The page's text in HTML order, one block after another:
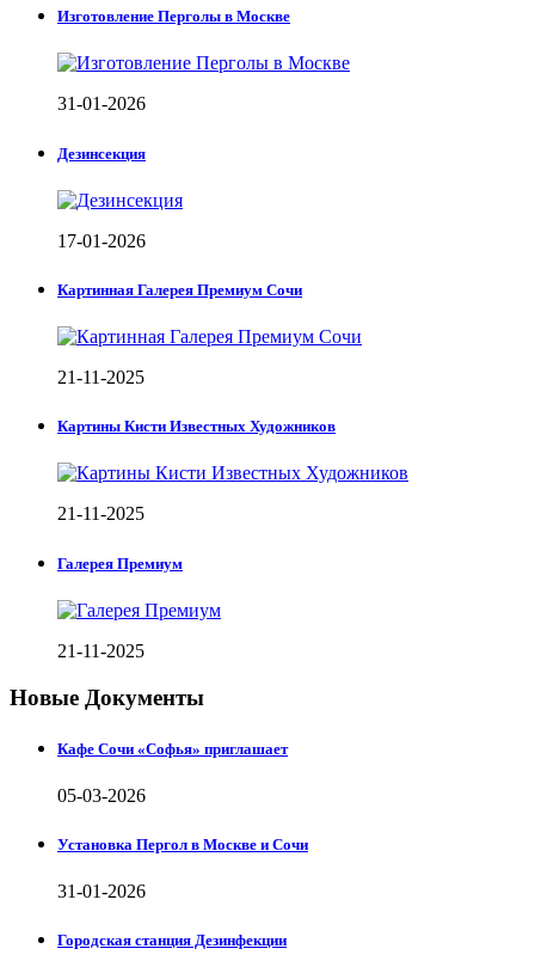
Изготовление Перголы в Москве
31-01-2026
Дезинсекция
17-01-2026
Картинная Галерея Премиум Сочи
21-11-2025
Картины Кисти Известных Художников
21-11-2025
Галерея Премиум
21-11-2025
Новые Документы
Кафе Сочи «Софья» приглашает
05-03-2026
Установка Пергол в Москве и Сочи
31-01-2026
Городская станция Дезинфекции